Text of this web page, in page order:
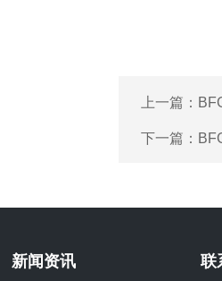
上一篇：
下一篇：
新闻资讯 联